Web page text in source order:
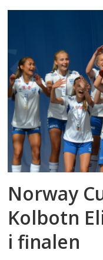
Norway
Kolbotn
i finalen